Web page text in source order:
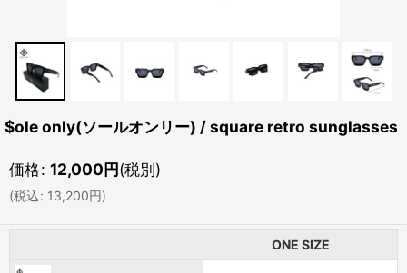
$ole only(ソールオンリー) / square retro sunglasses
価格: 12,000円(税別)
(税込: 13,200円)
ONE SIZE